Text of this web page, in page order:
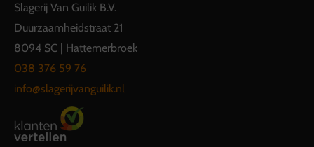
Slagerij Van Guilik B.V.
Duurzaamheidstraat 21
8094 SC | Hattemerbroek
038 376 59 76
info@slagerijvanguilik.nl